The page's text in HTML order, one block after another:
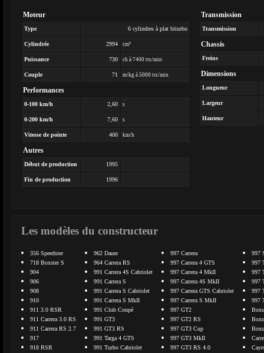
Moteur
Type 6 cylindres à plat biturbo
Cylindrée 2994 cm³
Puissance 730 ch à 7400 trs/min
Couple 71 m/kg à 5000 trs/min
Performances
0-100 km/h 2,60 s
0-200 km/h 7,60 s
Vitesse de pointe 400 km/h
Autres
Début de production 1995
Fin de production 1996
Transmission
Transmission
Chassis
Freins
Dimensions
Longueur
Largeur
Hauteur
Les modèles du constructeur
356 Speedster
718 Boxster S
904
906
908
910
911 3.0 RSR
911 Carrera 3.0 RS
911 Carrera RS 2.7
917
918 RSR
962 Dauer
964 Carrera RS
991 Carrera 4S Cabriolet
991 Carrera S
991 Carrera S Cabriolet
991 Carrera S MkII
991 Club Coupé
991 GT3
991 GT3 RS
991 Targa 4 GTS
991 Turbo Cabriolet
997 Carrera
997 Carrera 4 GTS
997 Carrera 4 MkII
997 Carrera 4S MkII
997 Carrera GTS Cabriolet
997 Carrera S MkII
997 GT2
997 GT2 RS
997 GT3 Cup
997 GT3 MkII
997 GT3 RS 4.0
997
997
997
997
997
997